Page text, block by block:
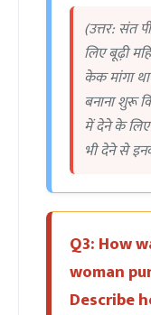
(उत्तर: संत
लिए बूढ़ी
केक मांगा
बनाना शुरू
में देने के
भी देने से
Q3: How
woman
Describe